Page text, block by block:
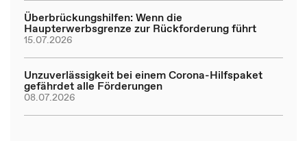
Überbrückungshilfen: Wenn die
Haupterwerbsgrenze zur Rückforderung führt
15.07.2026
Unzuverlässigkeit bei einem Corona-Hilfspaket
gefährdet alle Förderungen
08.07.2026